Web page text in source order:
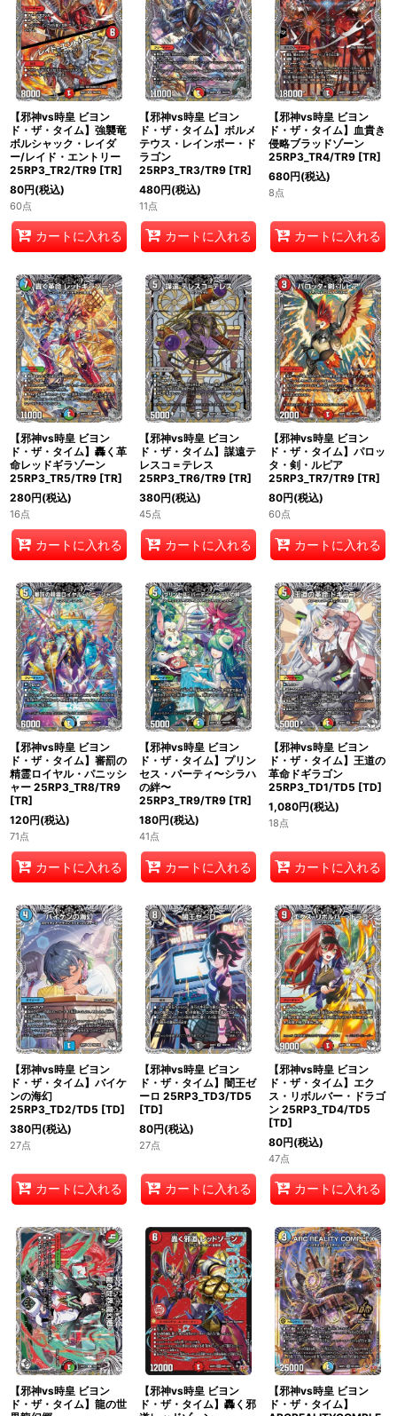
【邪神vs時皇 ビヨン
ド・ザ・タイム】強襲竜
ボルシャック・レイダ
ー/レイド・エントリー
25RP3_TR2/TR9 [TR]
80円(税込)
60点
カートに入れる
【邪神vs時皇 ビヨン
ド・ザ・タイム】ボルメ
テウス・レインボー・ド
ラゴン
25RP3_TR3/TR9 [TR]
480円(税込)
11点
カートに入れる
【邪神vs時皇 ビヨン
ド・ザ・タイム】血貴き
侵略ブラッドゾーン
25RP3_TR4/TR9 [TR]
680円(税込)
8点
カートに入れる
【邪神vs時皇 ビヨン
ド・ザ・タイム】轟く革
命レッドギラゾーン
25RP3_TR5/TR9 [TR]
280円(税込)
16点
カートに入れる
【邪神vs時皇 ビヨン
ド・ザ・タイム】謀遠テ
レスコ＝テレス
25RP3_TR6/TR9 [TR]
380円(税込)
45点
カートに入れる
【邪神vs時皇 ビヨン
ド・ザ・タイム】パロッ
タ・剣・ルピア
25RP3_TR7/TR9 [TR]
80円(税込)
60点
カートに入れる
【邪神vs時皇 ビヨン
ド・ザ・タイム】審罰の
精霊ロイヤル・パニッシ
ャー 25RP3_TR8/TR9
[TR]
120円(税込)
71点
カートに入れる
【邪神vs時皇 ビヨン
ド・ザ・タイム】プリン
セス・パーティ〜シラハ
の絆〜
25RP3_TR9/TR9 [TR]
180円(税込)
41点
カートに入れる
【邪神vs時皇 ビヨン
ド・ザ・タイム】王道の
革命ドギラゴン
25RP3_TD1/TD5 [TD]
1,080円(税込)
18点
カートに入れる
【邪神vs時皇 ビヨン
ド・ザ・タイム】バイケ
ンの海幻
25RP3_TD2/TD5 [TD]
380円(税込)
27点
カートに入れる
【邪神vs時皇 ビヨン
ド・ザ・タイム】闇王ゼ
ーロ 25RP3_TD3/TD5
[TD]
80円(税込)
27点
カートに入れる
【邪神vs時皇 ビヨン
ド・ザ・タイム】エク
ス・リボルバー・ドラゴ
ン 25RP3_TD4/TD5
[TD]
80円(税込)
47点
カートに入れる
【邪神vs時皇 ビヨン
ド・ザ・タイム】龍の世
【邪神vs時皇 ビヨン
ド・ザ・タイム】轟く邪
【邪神vs時皇 ビヨン
ド・ザ・タイム】